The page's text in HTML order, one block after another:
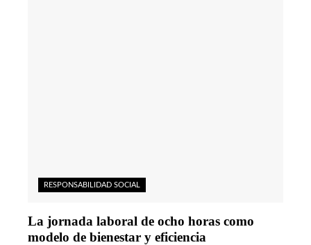
RESPONSABILIDAD SOCIAL
La jornada laboral de ocho horas como
modelo de bienestar y eficiencia